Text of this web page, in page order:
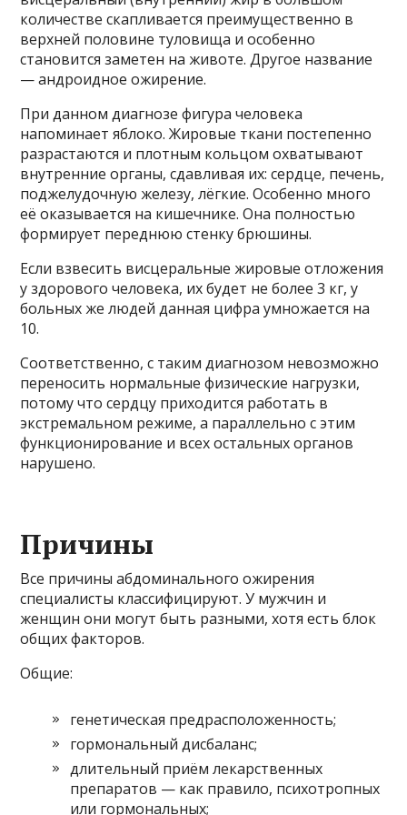
количестве скапливается преимущественно в
верхней половине туловища и особенно
становится заметен на животе. Другое название
— андроидное ожирение.
При данном диагнозе фигура человека
напоминает яблоко. Жировые ткани постепенно
разрастаются и плотным кольцом охватывают
внутренние органы, сдавливая их: сердце, печень,
поджелудочную железу, лёгкие. Особенно много
её оказывается на кишечнике. Она полностью
формирует переднюю стенку брюшины.
Если взвесить висцеральные жировые отложения
у здорового человека, их будет не более 3 кг, у
больных же людей данная цифра умножается на
10.
Соответственно, с таким диагнозом невозможно
переносить нормальные физические нагрузки,
потому что сердцу приходится работать в
экстремальном режиме, а параллельно с этим
функционирование и всех остальных органов
нарушено.
Причины
Все причины абдоминального ожирения
специалисты классифицируют. У мужчин и
женщин они могут быть разными, хотя есть блок
общих факторов.
Общие:
генетическая предрасположенность;
гормональный дисбаланс;
длительный приём лекарственных
препаратов — как правило, психотропных
или гормональных;